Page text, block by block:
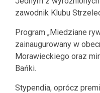
zawodnik Klubu
Program „Miedziane
zainaugurowany w
Morawieckiego oraz
Bańki.
Stypendia, oprócz